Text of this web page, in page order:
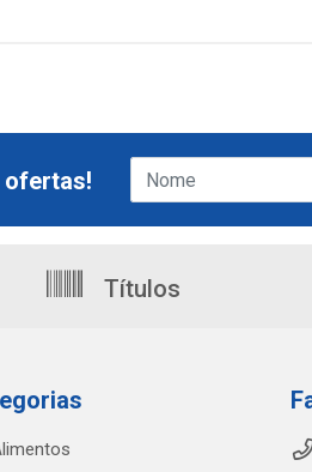
ofertas!
Títulos